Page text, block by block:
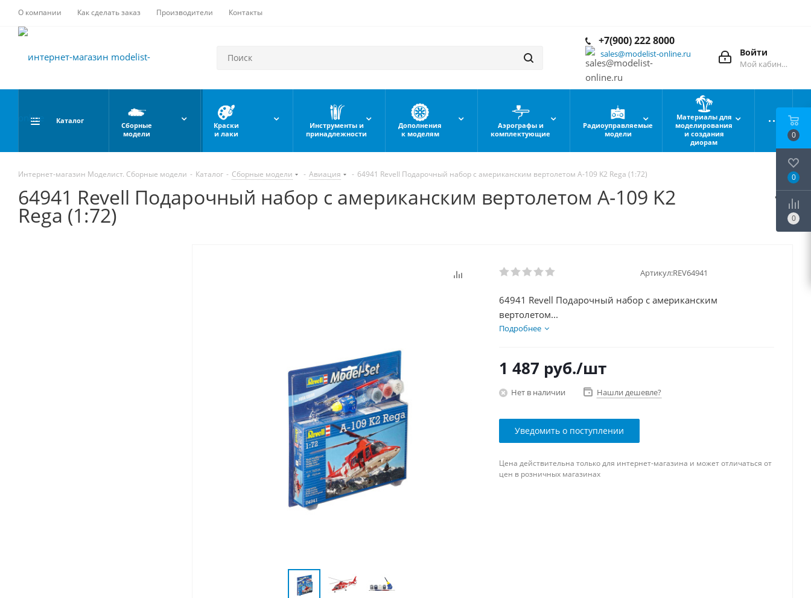
О компании Как сделать заказ Производители Контакты
Войти
Мой кабинет
+7(900) 222 8000
sales@modelist-online.ru
Каталог
Сборные
модели
Краски
и лаки
Инструменты и
принадлежности
Дополнения
к моделям
Аэрографы и
комплектующие
Радиоуправляемые
модели
Материалы для
моделирования
и создания
диорам
Интернет-магазин Моделист. Сборные модели - Каталог - Сборные модели - Авиация - 64941 Revell Подарочный набор с американским вертолетом A-109 K2 Rega (1:72)
64941 Revell Подарочный набор с американским вертолетом A-109 K2
Rega (1:72)
Артикул:REV64941
64941 Revell Подарочный набор с американским
вертолетом...
Подробнее
1 487 руб./шт
Нет в наличии Нашли дешевле?
Уведомить о поступлении
Цена действительна только для интернет-магазина и может отличаться от
цен в розничных магазинах
0
0
0